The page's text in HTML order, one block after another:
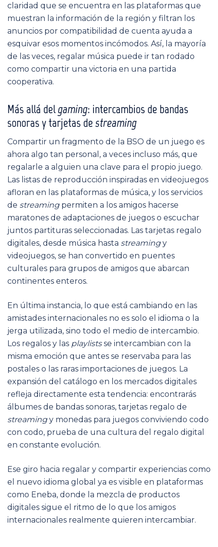
claridad que se encuentra en las plataformas que
muestran la información de la región y filtran los
anuncios por compatibilidad de cuenta ayuda a
esquivar esos momentos incómodos. Así, la mayoría
de las veces, regalar música puede ir tan rodado
como compartir una victoria en una partida
cooperativa.
Más allá delgaming: intercambios de bandas
sonoras y tarjetas de streaming
Compartir un fragmento de la BSO de un juego es
ahora algo tan personal, a veces incluso más, que
regalarle a alguien una clave para el propio juego.
Las listas de reproducción inspiradas en videojuegos
afloran en las plataformas de música, y los servicios
de streamingpermiten a los amigos hacerse
maratones de adaptaciones de juegos o escuchar
juntos partituras seleccionadas. Las tarjetas regalo
digitales, desde música hasta streamingy
videojuegos, se han convertido en puentes
culturales para grupos de amigos que abarcan
continentes enteros.
En última instancia, lo que está cambiando en las
amistades internacionales no es solo el idioma o la
jerga utilizada, sino todo el medio de intercambio.
Los regalos y las playlistsse intercambian con la
misma emoción que antes se reservaba para las
postales o las raras importaciones de juegos. La
expansión del catálogo en los mercados digitales
refleja directamente esta tendencia: encontrarás
álbumes de bandas sonoras, tarjetas regalo de
streamingy monedas para juegos conviviendo codo
con codo, prueba de una cultura del regalo digital
en constante evolución.
Ese giro hacia regalar y compartir experiencias como
el nuevo idioma global ya es visible en plataformas
como Eneba, donde la mezcla de productos
digitales sigue el ritmo de lo que los amigos
internacionales realmente quieren intercambiar.